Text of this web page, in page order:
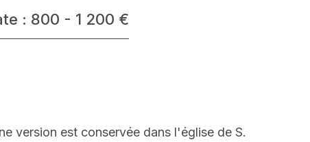
: 800 - 1 200 €
version est conservée dans l'église de S.